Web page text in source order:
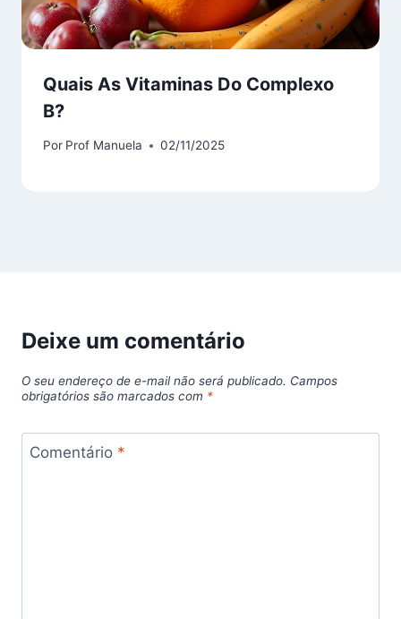
Quais As Vitaminas Do Complexo
B?
Por Prof Manuela 02/11/2025
Deixe um comentário
O seu endereço de e-mail não será publicado. Campos
obrigatórios são marcados com *
Comentário *